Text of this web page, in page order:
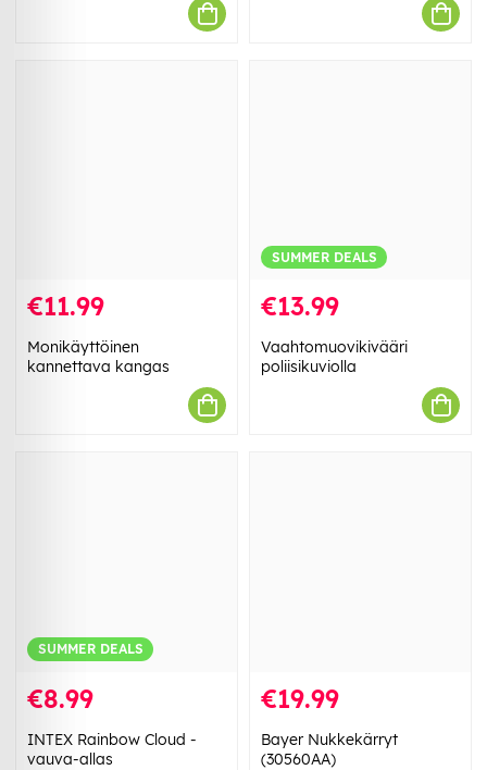
€11.99
Monikäyttöinen
kannettava kangas
SUMMER DEALS
€13.99
Vaahtomuovikivääri
poliisikuviolla
SUMMER DEALS
€8.99
INTEX Rainbow Cloud -
vauva-allas
€19.99
Bayer Nukkekärryt
(30560AA)